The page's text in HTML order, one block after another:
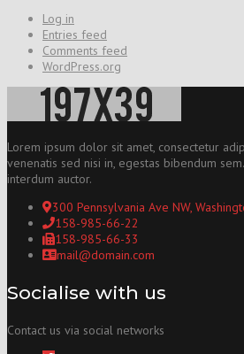
Log in
Entries feed
Comments feed
WordPress.org
Lorem ipsum dolor sit amet, consectetur
venenatis sed nisi in, egestas bibendum
interdum auctor.
300 Pennsylvania Ave NW,
158-985-66-22
158-985-66-33
mail@domain.com
Socialise with us
Contact us via social networks